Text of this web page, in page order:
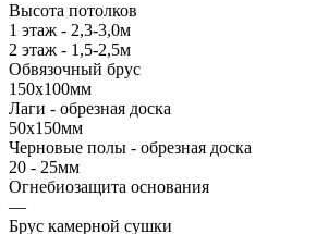
Высота потолков
1 этаж - 2,3-3,0м
2 этаж - 1,5-2,5м
Обвязочный брус
150х100мм
Лаги - обрезная доска
50х150мм
Черновые полы - обрезная доска
20 - 25мм
Огнебиозащита основания
—
Брус камерной сушки